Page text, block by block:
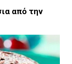
από την